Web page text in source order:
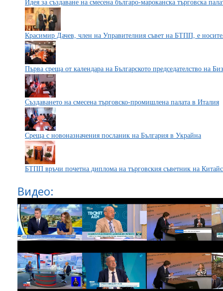
Идея за създаване на смесена българо-мароканска търговска
Красимир Дачев, член на Управителния съвет на БТПП, е
Първа среща от календара на Българското председателство на
Създаването на смесена търговско-промишлена палата в Италия
Среща с новоназначения посланик на България в Украйна
БТПП връчи почетна диплома на търговския съветник на
Видео: